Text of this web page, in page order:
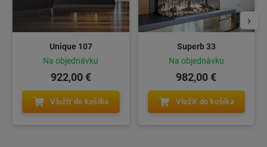
Unique 107
Na objednávku
922,00 €
Vložiť do košíka
Superb 33
Na objednávku
982,00 €
Vložiť do košíka